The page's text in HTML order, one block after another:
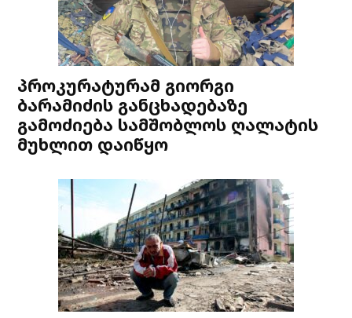
პროკურატურამ გიორგი
ბარამიძის განცხადებაზე
გამოძიება სამშობლოს ღალატის
მუხლით დაიწყო